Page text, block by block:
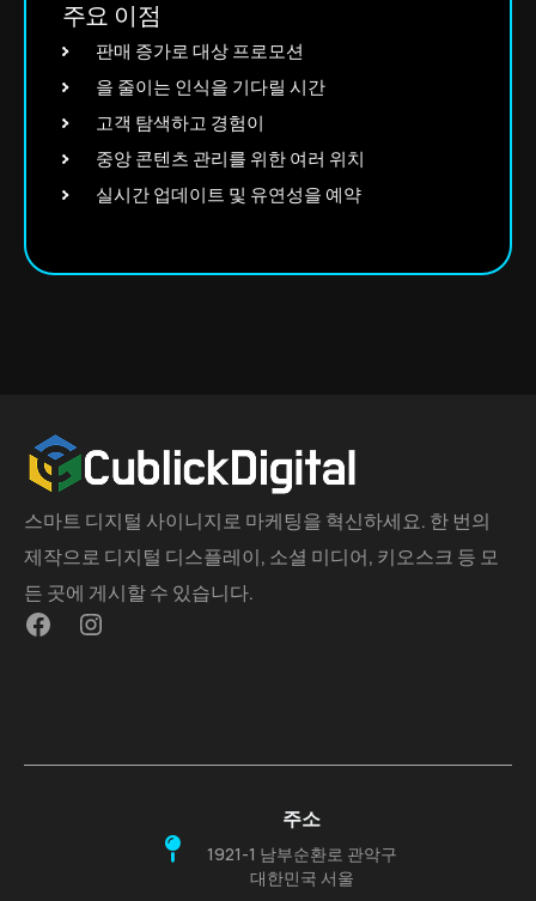
주요 이점
판매 증가로 대상 프로모션
을 줄이는 인식을 기다릴 시간
고객 탐색하고 경험이
중앙 콘텐츠 관리를 위한 여러 위치
실시간 업데이트 및 유연성을 예약
스마트 디지털 사이니지로 마케팅을 혁신하세요. 한 번의
제작으로 디지털 디스플레이, 소셜 미디어, 키오스크 등 모
든 곳에 게시할 수 있습니다.
주소
1921-1 남부순환로 관악구
대한민국 서울